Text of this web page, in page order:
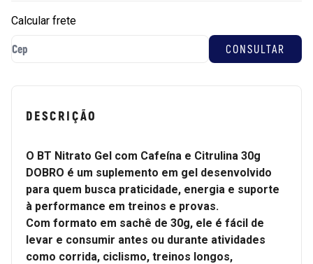
Calcular frete
DESCRIÇÃO
O BT Nitrato Gel com Cafeína e Citrulina 30g
DOBRO é um suplemento em gel desenvolvido
para quem busca praticidade, energia e suporte
à performance em treinos e provas.
Com formato em sachê de 30g, ele é fácil de
levar e consumir antes ou durante atividades
como corrida, ciclismo, treinos longos,